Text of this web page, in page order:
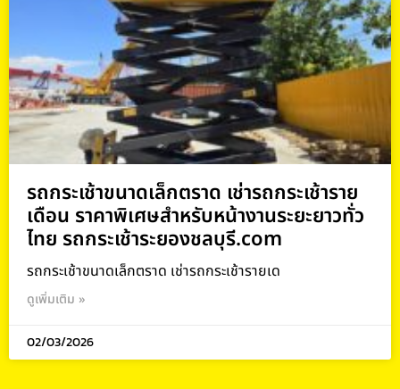
รถกระเช้าขนาดเล็กตราด เช่ารถกระเช้าราย
เดือน ราคาพิเศษสำหรับหน้างานระยะยาวทั่ว
ไทย รถกระเช้าระยองชลบุรี.com
รถกระเช้าขนาดเล็กตราด เช่ารถกระเช้ารายเด
ดูเพิ่มเติม »
02/03/2026